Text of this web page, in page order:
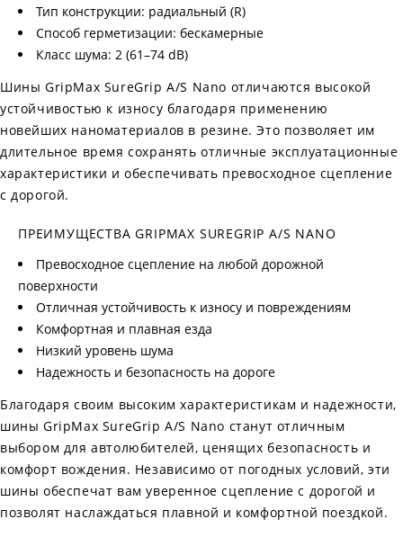
Тип конструкции: радиальный (R)
Способ герметизации: бескамерные
Класс шума: 2 (61–74 dB)
Шины GripMax SureGrip A/S Nano отличаются высокой
устойчивостью к износу благодаря применению
новейших наноматериалов в резине. Это позволяет им
длительное время сохранять отличные эксплуатационные
характеристики и обеспечивать превосходное сцепление
с дорогой.
ПРЕИМУЩЕСТВА GRIPMAX SUREGRIP A/S NANO
Превосходное сцепление на любой дорожной
поверхности
Отличная устойчивость к износу и повреждениям
Комфортная и плавная езда
Низкий уровень шума
Надежность и безопасность на дороге
Благодаря своим высоким характеристикам и надежности,
шины GripMax SureGrip A/S Nano станут отличным
выбором для автолюбителей, ценящих безопасность и
комфорт вождения. Независимо от погодных условий, эти
шины обеспечат вам уверенное сцепление с дорогой и
позволят наслаждаться плавной и комфортной поездкой.